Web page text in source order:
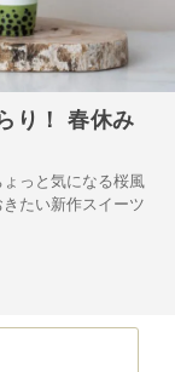
り！ 春休み
っと気になる桜風
たい新作スイーツ